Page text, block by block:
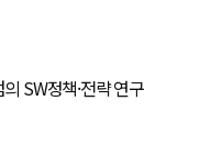
SW정책·전략 연구